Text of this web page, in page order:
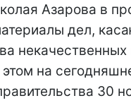
Азарова в
дел,
некачественных
этом на
30